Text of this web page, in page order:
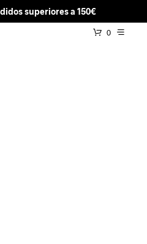
superiores a 150€
0